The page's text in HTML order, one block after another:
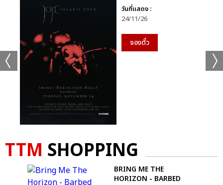
วันที่แสดง :
24/11/26
จองตั๋ว
TTM SHOPPING
BRING ME THE
HORIZON - BARBED